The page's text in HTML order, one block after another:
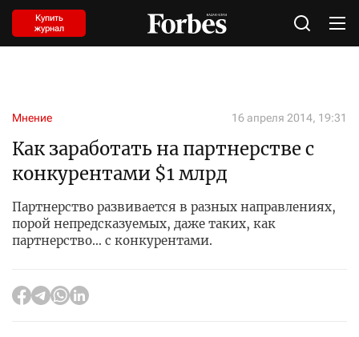
Купить
журнал
Мнение 16 апреля 2014, 19:31
Как заработать на партнерстве с
конкурентами $1 млрд
Партнерство развивается в разных направлениях,
порой непредсказуемых, даже таких, как
партнерство… с конкурентами.